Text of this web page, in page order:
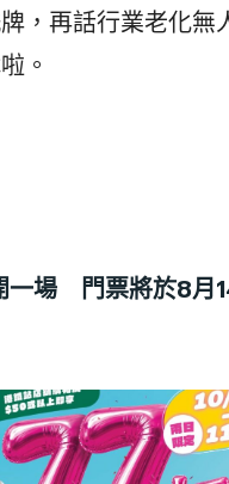
，再話行業老化無
。
一場 門票將於8月